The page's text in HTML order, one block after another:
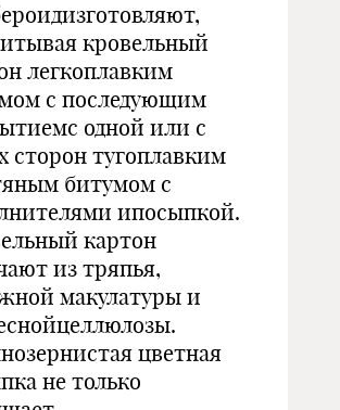
кровельный
легкоплавким
с последующим
одной или с
сторон тугоплавким
битумом с
ипосыпкой.
картон
из тряпья,
макулатуры и
цветная
не только